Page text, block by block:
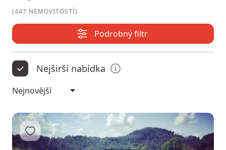
(447 NEMOVITOSTÍ)
Podrobný filtr
Nejširší nabídka
Přidat do oblíbených